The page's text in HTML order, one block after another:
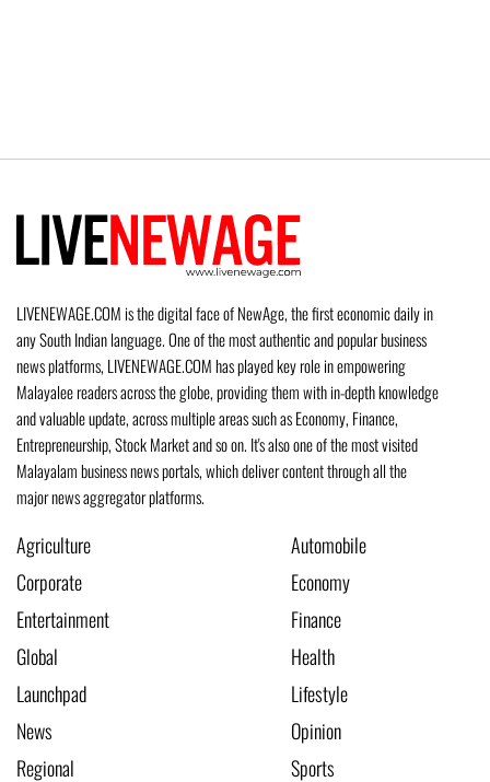
LIVENEWAGE.COM is the digital face of NewAge, the first economic daily in
any South Indian language. One of the most authentic and popular business
news platforms, LIVENEWAGE.COM has played key role in empowering
Malayalee readers across the globe, providing them with in-depth knowledge
and valuable update, across multiple areas such as Economy, Finance,
Entrepreneurship, Stock Market and so on. It's also one of the most visited
Malayalam business news portals, which deliver content through all the
major news aggregator platforms.
Agriculture
Automobile
Corporate
Economy
Entertainment
Finance
Global
Health
Launchpad
Lifestyle
News
Opinion
Regional
Sports